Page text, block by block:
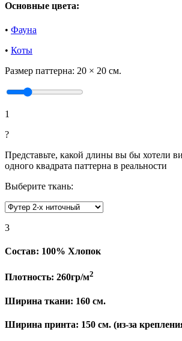
Основные цвета:
• Фауна
• Коты
Размер паттерна: 20 × 20 см.
1
?
Представьте, какой длины вы бы хотели
одного квадрата паттерна в реальности
Выберите ткань:
3
Состав: 100% Хлопок
Плотность: 260гр/м2
Ширина ткани: 160 см.
Ширина принта: 150 см. (из-за